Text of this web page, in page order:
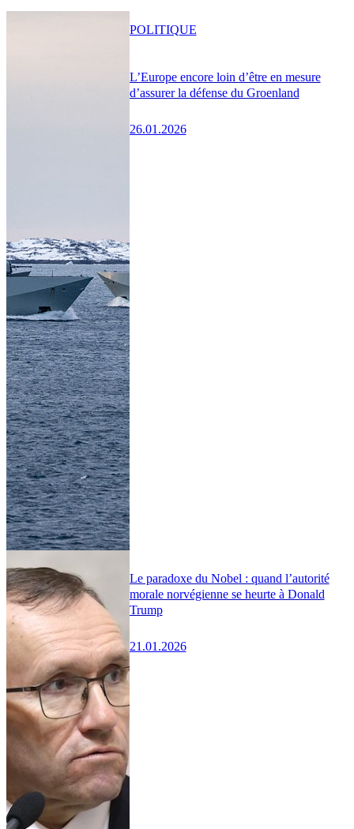
L’Europe encore loin d’être en mesure
d’assurer la défense du Groenland
26.01.2026
POLITIQUE
Le paradoxe du Nobel : quand l’autorité
morale norvégienne se heurte à Donald
Trump
21.01.2026